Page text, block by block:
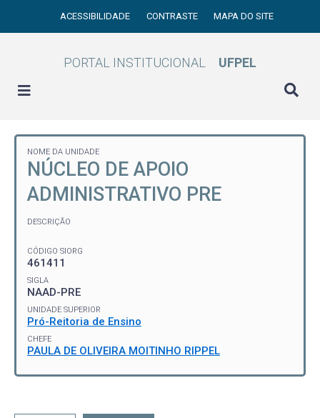
ACESSIBILIDADE CONTRASTE MAPA DO SITE
PORTAL INSTITUCIONAL UFPEL
NOME DA UNIDADE
NÚCLEO DE APOIO
ADMINISTRATIVO PRE
DESCRIÇÃO
CÓDIGO SIORG
461411
SIGLA
NAAD-PRE
UNIDADE SUPERIOR
Pró-Reitoria de Ensino
CHEFE
PAULA DE OLIVEIRA MOITINHO RIPPEL